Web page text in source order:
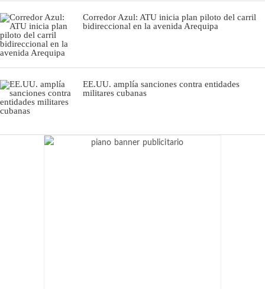
Corredor Azul: ATU inicia plan piloto del carril
bidireccional en la avenida Arequipa
EE.UU. amplía sanciones contra entidades
militares cubanas